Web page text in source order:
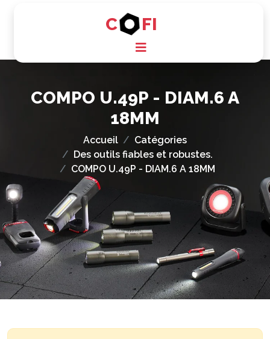
C FI
COMPO U.49P - DIAM.6 A
18MM
Accueil
Catégories
Des outils fiables et robustes.
COMPO U.49P - DIAM.6 A 18MM